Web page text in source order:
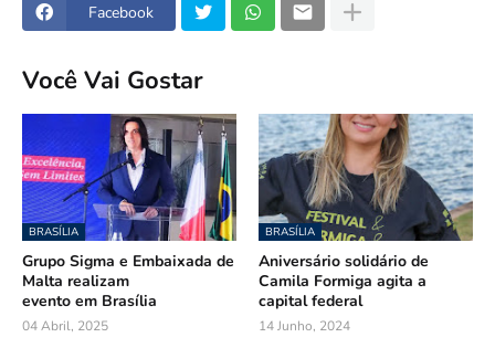
Facebook
Você Vai Gostar
BRASÍLIA
Grupo Sigma e Embaixada de
Malta realizam
evento em Brasília
04 Abril, 2025
BRASÍLIA
Aniversário solidário de
Camila Formiga agita a
capital federal
14 Junho, 2024